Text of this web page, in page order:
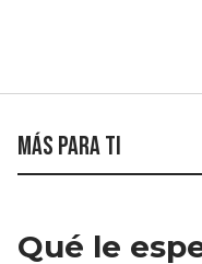
Más para ti
Qué le